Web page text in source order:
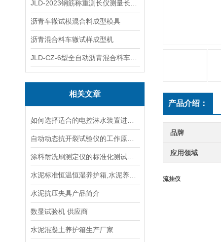
沥青车辙试模混合料成型模具
沥青混合料车辙试样成型机
相关文章
水泥抗压夹具产品简介
数显试验机 供应商
水泥混凝土养护箱生产厂家
产品介绍：
品牌
应用领域
流挂仪